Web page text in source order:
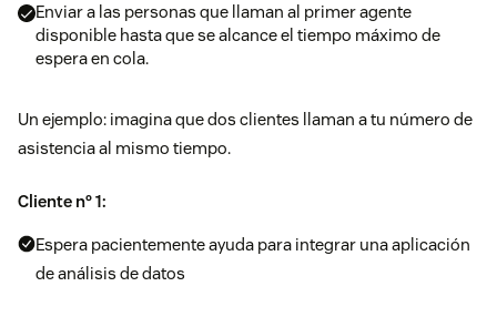
Enviar a las personas que llaman al primer agente
disponible hasta que se alcance el tiempo máximo de
espera en cola.
Un ejemplo: imagina que dos clientes llaman a tu número de
asistencia al mismo tiempo.
Cliente nº 1:
Espera pacientemente ayuda para integrar una aplicación
de análisis de datos